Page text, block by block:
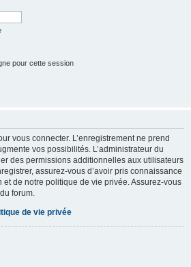
pour cette session
vous connecter. L’enregistrement ne prend
vos possibilités. L’administrateur du
des permissions additionnelles aux utilisateurs
assurez-vous d’avoir pris connaissance
et de notre politique de vie privée. Assurez-vous
forum.
de vie privée